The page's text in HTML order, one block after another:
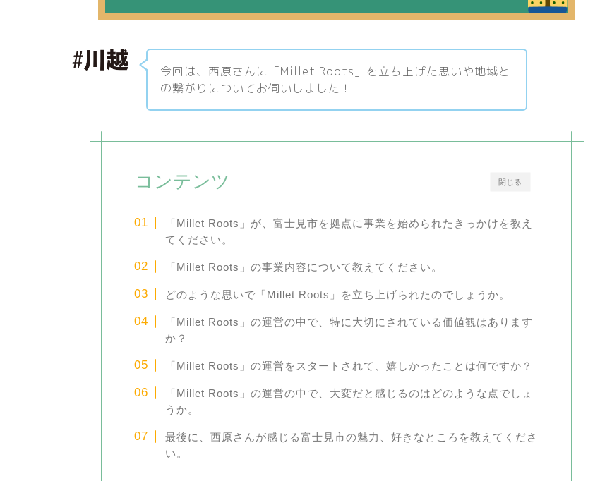
今回は、西原さんに「Millet Roots」を立ち上げた思いや地域と
の繋がりについてお伺いしました！
閉じる
コンテンツ
「Millet Roots」が、富士見市を拠点に事業を始められたきっかけを教え
てください。
「Millet Roots」の事業内容について教えてください。
どのような思いで「Millet Roots」を立ち上げられたのでしょうか。
「Millet Roots」の運営の中で、特に大切にされている価値観はあります
か？
「Millet Roots」の運営をスタートされて、嬉しかったことは何ですか？
「Millet Roots」の運営の中で、大変だと感じるのはどのような点でしょ
うか。
最後に、西原さんが感じる富士見市の魅力、好きなところを教えてくださ
い。